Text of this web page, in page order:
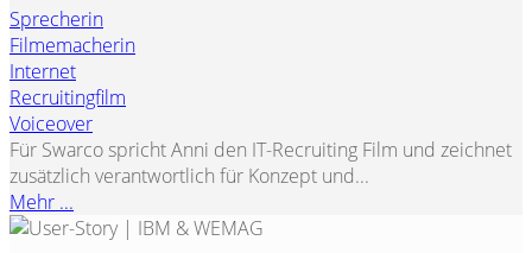
Sprecherin
Filmemacherin
Internet
Recruitingfilm
Voiceover
Für Swarco spricht Anni den IT-Recruiting Film und zeichnet
zusätzlich verantwortlich für Konzept und...
Mehr ...